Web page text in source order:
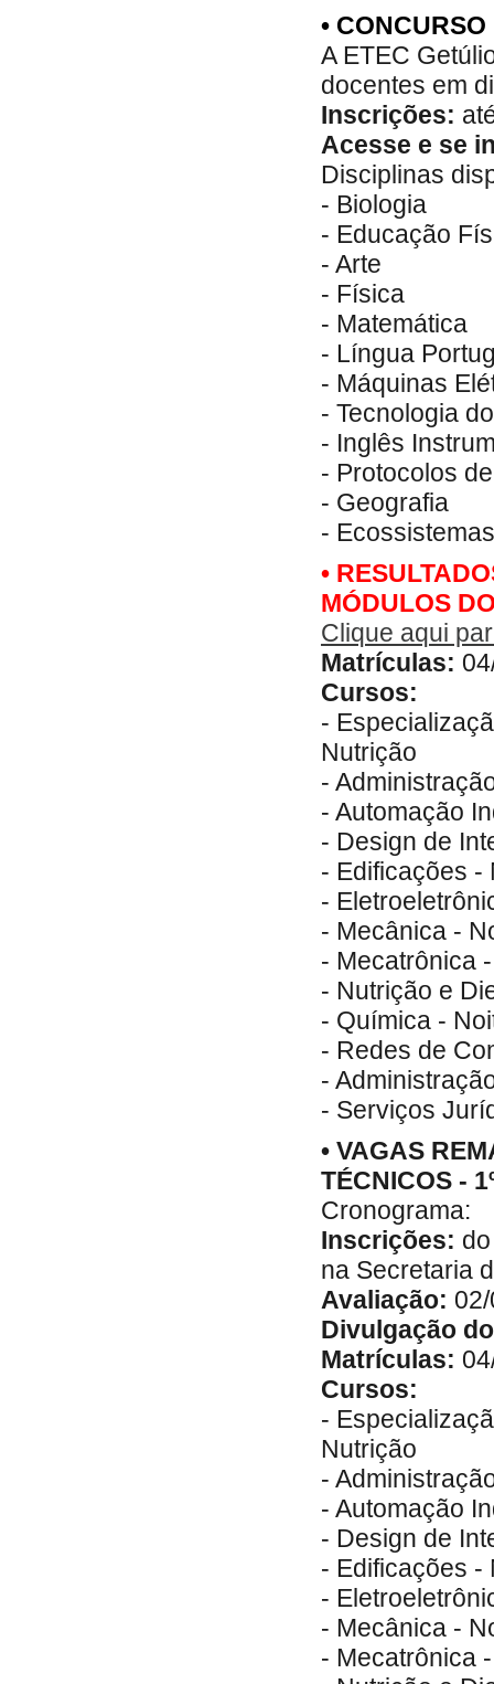
•
A ETEC
docentes em
Inscrições:
Acesse e se
Disciplinas
- Biologia
- Educação
- Arte
- Física
- Matemática
- Língua
- Máquinas
- Tecnologia
- Inglês
- Protocolos
- Geografia
-
•
MÓDULOS
Clique aqui
Matrículas:
Cursos:
-
Nutrição
-
- Automação
- Design de
- Edificações -
-
- Mecânica -
- Mecatrônica
- Nutrição e
- Química -
- Redes de
-
- Serviços
• VAGAS
TÉCNICOS -
Cronograma:
Inscrições:
na Secretaria
Avaliação:
Divulgação
Matrículas:
Cursos:
-
Nutrição
-
- Automação
- Design de
- Edificações -
-
- Mecânica -
- Mecatrônica